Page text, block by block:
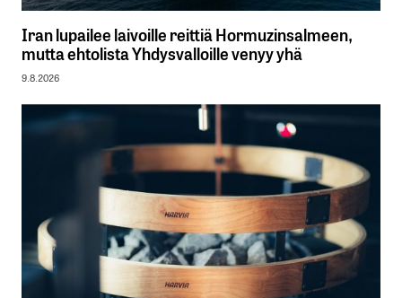
Iran lupailee laivoille reittiä Hormuzinsalmeen,
mutta ehtolista Yhdysvalloille venyy yhä
9.8.2026